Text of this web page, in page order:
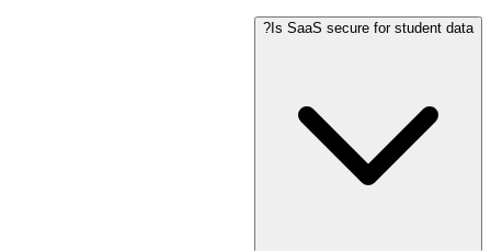
Is SaaS secure for student data?